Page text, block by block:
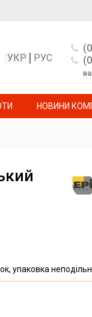
РУС
УКР
НОВИНИ
упаковка